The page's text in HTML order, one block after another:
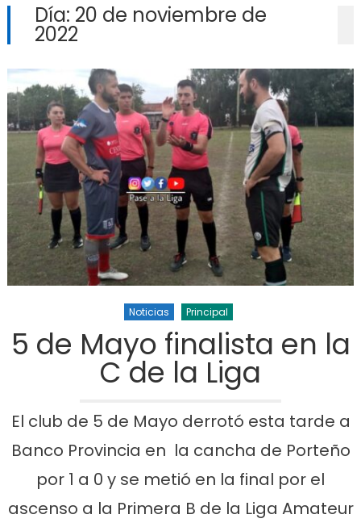
Día: 20 de noviembre de
2022
Noticias Principal
5 de Mayo finalista en la
C de la Liga
El club de 5 de Mayo derrotó esta tarde a
Banco Provincia en la cancha de Porteño
por 1 a 0 y se metió en la final por el
ascenso a la Primera B de la Liga Amateur